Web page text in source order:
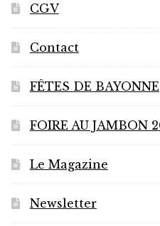
CGV
Contact
FÊTES DE BAYONNE
FOIRE AU JAMBON
Le Magazine
Newsletter